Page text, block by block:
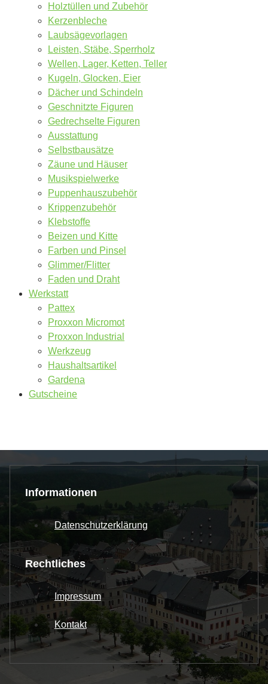
Holztüllen und Zubehör
Kerzenbleche
Laubsägevorlagen
Leisten, Stäbe, Sperrholz
Wellen, Lager, Ketten, Teller
Kugeln, Glocken, Eier
Dächer und Schindeln
Geschnitzte Figuren
Gedrechselte Figuren
Ausstattung
Selbstbausätze
Zäune und Häuser
Musikspielwerke
Puppenhauszubehör
Krippenzubehör
Klebstoffe
Beizen und Kitte
Farben und Pinsel
Glimmer/Flitter
Faden und Draht
Werkstatt
Pattex
Proxxon Micromot
Proxxon Industrial
Werkzeug
Haushaltsartikel
Gardena
Gutscheine
Informationen
Datenschutzerklärung
Rechtliches
Impressum
Kontakt